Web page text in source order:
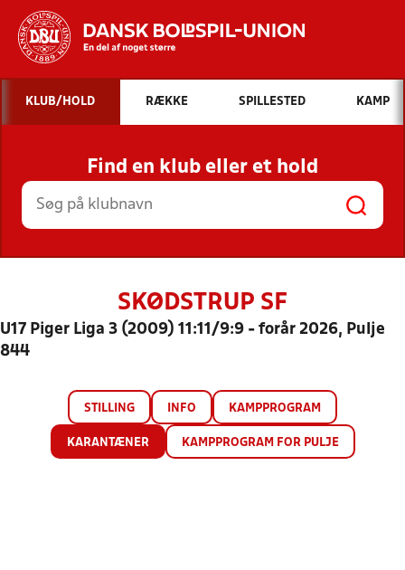
Hvad vil du søge efter?
INDHOLD OG NYHEDER
STILLINGER, RESULTATER, KLUBBER OG
HOLD
KLUB/HOLD RÆKKE SPILLESTED KAMP
Find en klub eller et hold
SKØDSTRUP SF
U17 Piger Liga 3 (2009) 11:11/9:9 - forår 2026, Pulje
844
STILLING INFO KAMPPROGRAM
KARANTÆNER KAMPPROGRAM FOR PULJE